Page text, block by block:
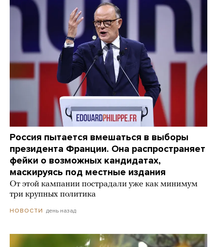
Россия пытается вмешаться в выборы
президента Франции. Она распространяет
фейки о возможных кандидатах,
маскируясь под местные издания
От этой кампании пострадали уже как минимум
три крупных политика
НОВОСТИ день назад